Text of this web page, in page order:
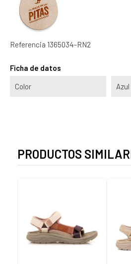
Referencia 1365034-RN2
Ficha de datos
Color Azul
PRODUCTOS